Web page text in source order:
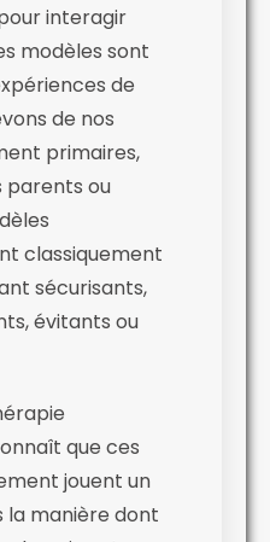
interagir
modèles sont
de
de nos
primaires,
parents ou
classiquement
sécurisants,
évitants ou
que ces
jouent un
la manière dont